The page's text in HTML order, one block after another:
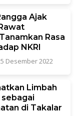
Ajak
Rasa
NKRI
Desember 2022
Limbah
di Takalar